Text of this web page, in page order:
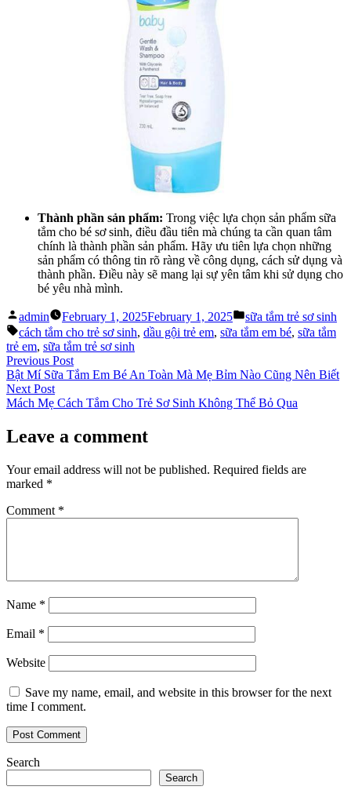
Thành phần sản phẩm: Trong việc lựa chọn sản phẩm sữa
tắm cho bé sơ sinh, điều đầu tiên mà chúng ta cần quan tâm
chính là thành phần sản phẩm. Hãy ưu tiên lựa chọn những
sản phẩm có thông tin rõ ràng về công dụng, cách sử dụng và
thành phần. Điều này sẽ mang lại sự yên tâm khi sử dụng cho
bé yêu nhà mình.
Posted
by
admin February 1, 2025February 1, 2025
Posted
in
sữa tắm trẻ sơ sinh
Tags:
cách tắm cho trẻ sơ sinh, dầu gội trẻ em, sữa tắm em bé, sữa tắm
trẻ em, sữa tắm trẻ sơ sinh
Post
navigation
Previous PostPrevious
post:
Bật Mí Sữa Tắm Em Bé An Toàn Mà Mẹ Bỉm Nào Cũng Nên Biết
Next PostNext
post:
Mách Mẹ Cách Tắm Cho Trẻ Sơ Sinh Không Thể Bỏ Qua
Leave a comment
Your email address will not be published. Required fields are
marked *
Comment *
Name *
Email *
Website
Save my name, email, and website in this browser for the next
time I comment.
Search
Search